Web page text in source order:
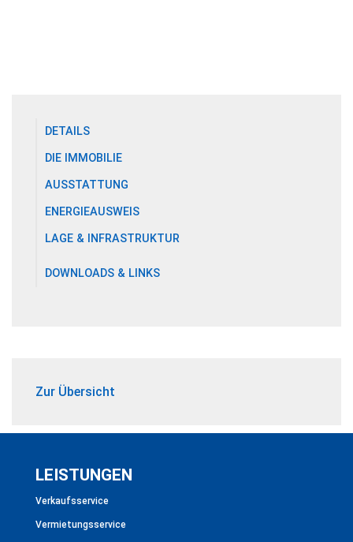
DETAILS
DIE IMMOBILIE
AUSSTATTUNG
ENERGIEAUSWEIS
LAGE & INFRASTRUKTUR
DOWNLOADS & LINKS
Zur Übersicht
LEISTUNGEN
Verkaufsservice
Vermietungsservice